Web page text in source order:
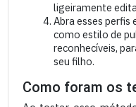
ligeiramente
Abra esses perfis
como estilo de
reconhecíveis,
seu filho.
Como foram os